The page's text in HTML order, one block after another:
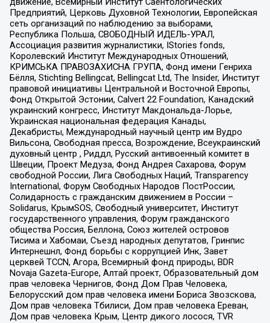
Предприятий, Церковь Духовной Технологии, Европейская
сеть организаций по наблюдению за выборами,
Республика Польша, СВОБОДНЫЙ ИДЕЛЬ-УРАЛ,
Ассоциация развития журналистики, IStories fonds,
Королевский Институт Международных Отношений,
КРИМСЬКА ПРАВОЗАХИСНА ГРУПА, Фонд имени Генриха
Бёлля, Stichting Bellingcat, Bellingcat Ltd, The Insider, Институт
правовой инициативы Центральной и Восточной Европы,
Фонд Открытой Эстонии, Calvert 22 Foundation, Канадский
украинский конгресс, Институт Макдональда-Лорье,
Украинская национальная федерация Канады,
Декабристы, Международный научный центр им Вудро
Вильсона, Свободная пресса, Возрождение, Всеукраинский
духовный центр , Риддл, Русский антивоенный комитет в
Швеции, Проект Медуза, Фонд Андрея Сахарова, Форум
свободной России, Лига Свободных Наций, Transparеncy
International, Форум Свободных Народов ПостРоссии,
Солидарность с гражданским движением в России –
Solidarus, КрымSOS, Свободный университет, Институт
государственного управления, Форум гражданского
общества Россия, Беллона, Союз жителей островов
Тисима и Хабомаи, Съезд народных депутатов, Гринпис
Интернешнл, Фонд борьбы с коррупцией Инк, Завет
церквей TCCN, Агора, Всемирный фонд природы, BDR
Novaja Gazeta-Europe, Алтай проект, Образовательный дом
прав человека Чернигов, Фонд Дом Прав Человека,
Белорусский дом прав человека имени Бориса Звозскова,
Дом прав человека Тбилиси, Дом прав человека Ереван,
Дом прав человека Крым, Центр дикого лосося, TVR